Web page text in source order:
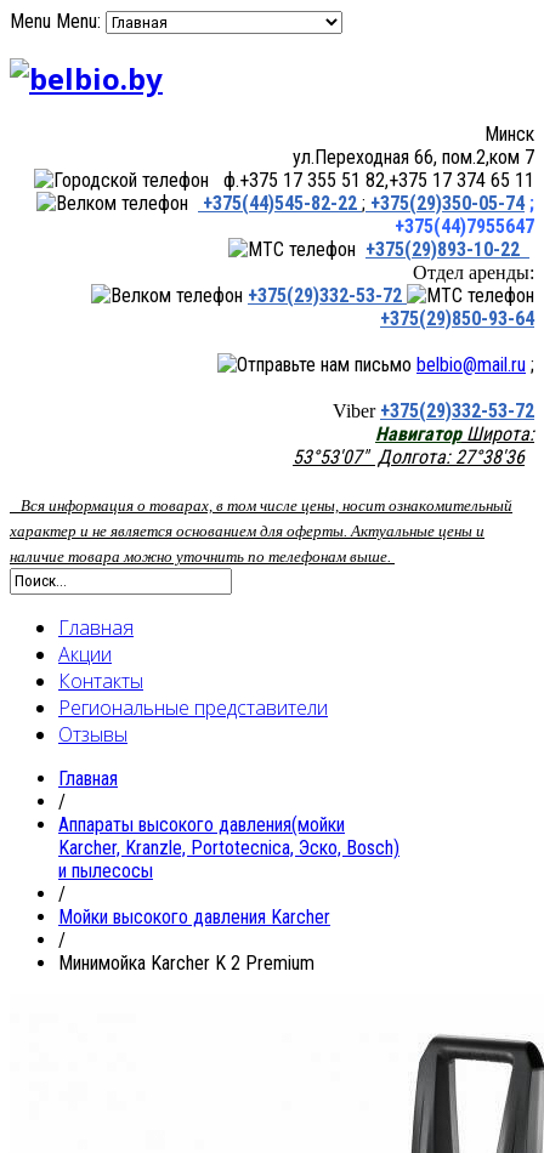
Menu Menu:
Минск
ул.Переходная 66, пом.2,ком 7
ф.+375 17 355 51 82,+375 17 374 65 11
+375(44)545-82-22 ; +375(29)350-05-74 ;
+375(44)7955647
+375(29)893-10-22
Отдел аренды:
+375(29)332-53-72
+375(29)850-93-64
belbio@mail.ru ;
Viber +375(29)332-53-72
НавигаторШирота:
53°53'07" Долгота: 27°38'36
Вся информация о товарах, в том числе цены, носит ознакомительный
характер и не является основанием для оферты. Актуальные цены и
наличие товара можно уточнить по телефонам выше.
Главная
Акции
Контакты
Региональные представители
Отзывы
Главная
/
Аппараты высокого давления(мойки
Karcher, Kranzle, Portotecnica, Эско, Bosch)
и пылесосы
/
Мойки высокого давления Karcher
/
Минимойка Karcher K 2 Premium